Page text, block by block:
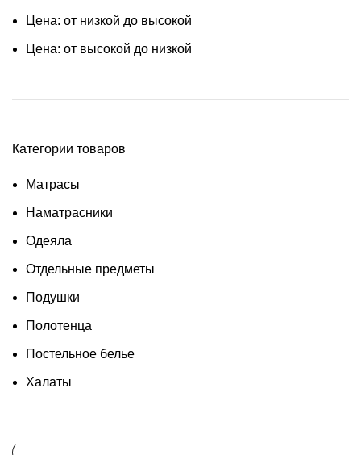
Цена: от низкой до высокой
Цена: от высокой до низкой
Категории товаров
Матрасы
Наматрасники
Одеяла
Отдельные предметы
Подушки
Полотенца
Постельное белье
Халаты